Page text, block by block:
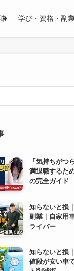
学び・資格・副
「気持ちがつ
満退職するた
の完全ガイド
知らないと損
副業｜自家用
ライバー
知らないと損
値段が安い車